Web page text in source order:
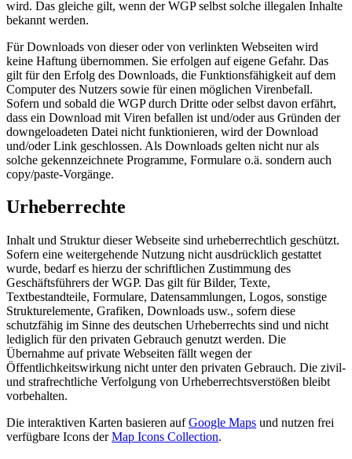
wird. Das gleiche gilt, wenn der WGP selbst solche illegalen Inhalte
bekannt werden.
Für Downloads von dieser oder von verlinkten Webseiten wird
keine Haftung übernommen. Sie erfolgen auf eigene Gefahr. Das
gilt für den Erfolg des Downloads, die Funktionsfähigkeit auf dem
Computer des Nutzers sowie für einen möglichen Virenbefall.
Sofern und sobald die WGP durch Dritte oder selbst davon erfährt,
dass ein Download mit Viren befallen ist und/oder aus Gründen der
downgeloadeten Datei nicht funktionieren, wird der Download
und/oder Link geschlossen. Als Downloads gelten nicht nur als
solche gekennzeichnete Programme, Formulare o.ä. sondern auch
copy/paste-Vorgänge.
Urheberrechte
Inhalt und Struktur dieser Webseite sind urheberrechtlich geschützt.
Sofern eine weitergehende Nutzung nicht ausdrücklich gestattet
wurde, bedarf es hierzu der schriftlichen Zustimmung des
Geschäftsführers der WGP. Das gilt für Bilder, Texte,
Textbestandteile, Formulare, Datensammlungen, Logos, sonstige
Strukturelemente, Grafiken, Downloads usw., sofern diese
schutzfähig im Sinne des deutschen Urheberrechts sind und nicht
lediglich für den privaten Gebrauch genutzt werden. Die
Übernahme auf private Webseiten fällt wegen der
Öffentlichkeitswirkung nicht unter den privaten Gebrauch. Die zivil-
und strafrechtliche Verfolgung von Urheberrechtsverstößen bleibt
vorbehalten.
Die interaktiven Karten basieren aufGoogle Maps und nutzen frei
verfügbare Icons derMap Icons Collection.